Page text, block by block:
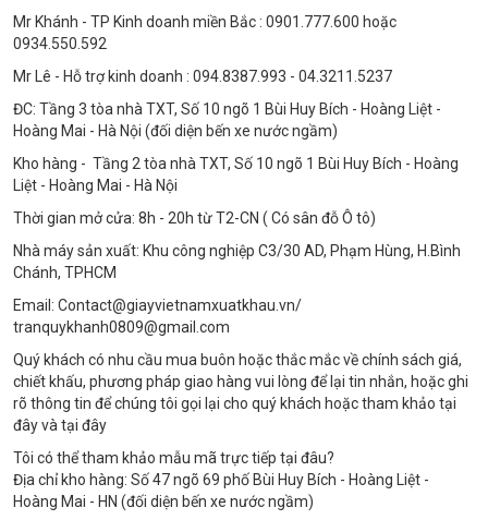
Mr Khánh - TP Kinh doanh miền Bắc : 0901.777.600 hoặc
0934.550.592
Mr Lê - Hỗ trợ kinh doanh : 094.8387.993 - 04.3211.5237
ĐC: Tầng 3 tòa nhà TXT, Số 10 ngõ 1 Bùi Huy Bích - Hoàng Liệt -
Hoàng Mai - Hà Nội (đối diện bến xe nước ngầm)
Kho hàng - Tầng 2 tòa nhà TXT, Số 10 ngõ 1 Bùi Huy Bích - Hoàng
Liệt - Hoàng Mai - Hà Nội
Thời gian mở cửa: 8h - 20h từ T2-CN ( Có sân đỗ Ô tô)
Nhà máy sản xuất: Khu công nghiệp C3/30 AD, Phạm Hùng, H.Bình
Chánh, TPHCM
Email: Contact@giayvietnamxuatkhau.vn/
tranquykhanh0809@gmail.com
Quý khách có nhu cầu mua buôn hoặc thắc mắc về chính sách giá,
chiết khấu, phương pháp giao hàng vui lòng để lại tin nhắn, hoặc ghi
rõ thông tin để chúng tôi gọi lại cho quý khách hoặc tham khảo tại
đây và tại đây
Tôi có thể tham khảo mẫu mã trực tiếp tại đâu?
Địa chỉ kho hàng: Số 47 ngõ 69 phố Bùi Huy Bích - Hoàng Liệt -
Hoàng Mai - HN (đối diện bến xe nước ngầm)